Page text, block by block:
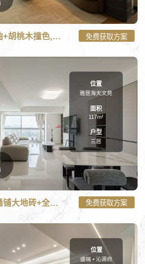
on line101
桃木撞色,一场温柔的复古梦-四居136㎡装修
136㎡中古风：奶油+胡桃木撞色,一场温柔的复古梦 免费获取方案
on line101
地砖+全景落地窗,家的通透感藏在细节里-三
/>
位置
雅居海天文苑
面积
117m²
户型
三居
117㎡现代简约：通铺大地砖+全景落地窗,家的通透感藏在细节里 免费获取方案
位置
盛瑞 • 沁源府